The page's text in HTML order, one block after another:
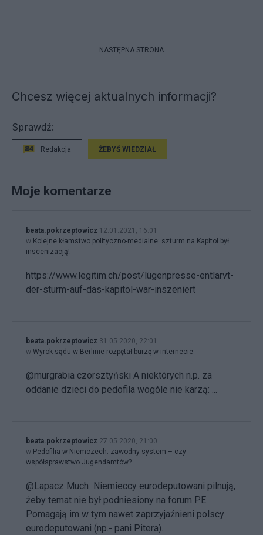
NASTĘPNA STRONA
Chcesz więcej aktualnych informacji?
Sprawdź:
Redakcja ŻEBYŚ WIEDZIAŁ
Moje komentarze
beata.pokrzeptowicz 12.01.2021, 16:01
w Kolejne kłamstwo polityczno-medialne: szturm na Kapitol był
inscenizacją!
https://www.legitim.ch/post/lügenpresse-entlarvt-
der-sturm-auf-das-kapitol-war-inszeniert
beata.pokrzeptowicz 31.05.2020, 22:01
w Wyrok sądu w Berlinie rozpętał burzę w internecie
@murgrabia czorsztyński A niektórych n.p. za
oddanie dzieci do pedofila wogóle nie karzą: ...
beata.pokrzeptowicz 27.05.2020, 21:00
w Pedofilia w Niemczech: zawodny system – czy
współsprawstwo Jugendamtów?
@Lapacz Much Niemieccy eurodeputowani pilnują,
żeby temat nie był podniesiony na forum PE.
Pomagają im w tym nawet zaprzyjaźnieni polscy
eurodeputowani (np.- pani Pitera)...